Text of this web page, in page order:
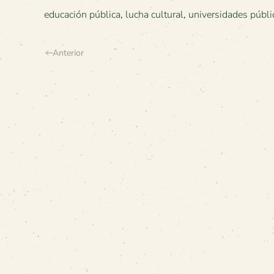
educación pública, lucha cultural, universidades
Anterior